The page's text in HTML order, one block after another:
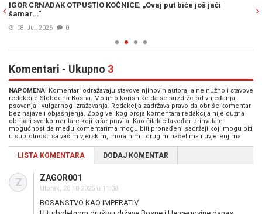
IGOR CRNADAK OTPUSTIO KOČNICE: „Ovaj put biće još jači
šamar...“
08. Jul. 2026 0
Komentari - Ukupno 3
NAPOMENA: Komentari odražavaju stavove njihovih autora, a ne nužno i stavove
redakcije Slobodna Bosna. Molimo korisnike da se suzdrže od vrijeđanja,
psovanja i vulgarnog izražavanja. Redakcija zadržava pravo da obriše komentar
bez najave i objašnjenja. Zbog velikog broja komentara redakcija nije dužna
obrisati sve komentare koji krše pravila. Kao čitalac također prihvatate
mogućnost da među komentarima mogu biti pronađeni sadržaji koji mogu biti
u suprotnosti sa vašim vjerskim, moralnim i drugim načelima i uvjerenjima.
LISTA KOMENTARA DODAJ KOMENTAR
Z ZAGOR001
Utorak, 28.10.2025 u 11:08
BOSANSTVO KAO IMPERATIV